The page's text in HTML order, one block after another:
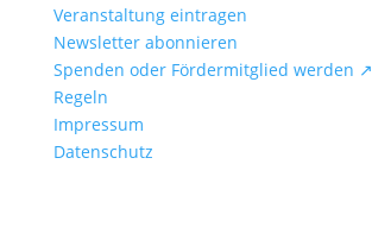
Veranstaltung eintragen
Newsletter abonnieren
Spenden oder Fördermitglied werden ↗
Regeln
Impressum
Datenschutz